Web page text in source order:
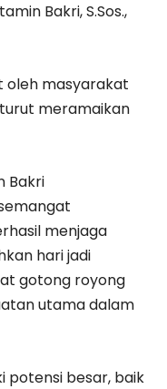
Bakri, S.Sos.,
oleh masyarakat
meramaikan
Bakri
menjaga
hari jadi
gotong royong
utama dalam
potensi besar, baik